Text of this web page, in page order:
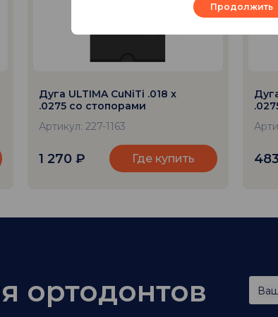
Дуга ULTIMA CuNiTi .018 x
.0275 со стопорами
Артикул: 227-1163
1 270 ₽ Где купить 483
ортодонтов
Продолжить